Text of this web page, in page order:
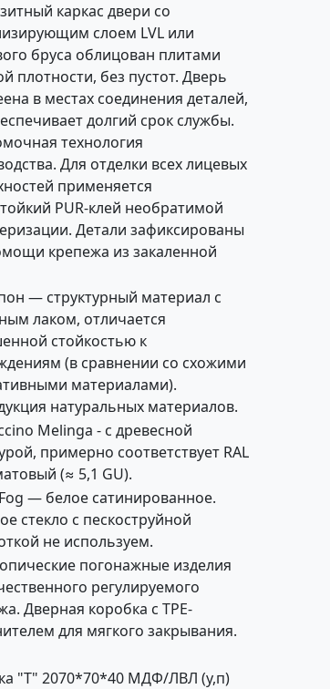
каркас двери со
слоем LVL или
бруса облицован плитами
плотности, без пустот. Дверь
в местах соединения деталей,
долгий срок службы.
технология
Для отделки всех лицевых
применяется
PUR-клей необратимой
Детали зафиксированы
крепежа из закаленной
— структурный материал с
лаком, отличается
стойкостью к
(в сравнении со схожими
материалами).
натуральных материалов.
Melinga - с древесной
примерно соответствует RAL
(≈ 5,1 GU).
— белое сатинированное.
стекло с пескоструйной
не используем.
погонажные изделия
регулируемого
Дверная коробка с TPE-
для мягкого закрывания.
"Т" 2070*70*40 МДФ/ЛВЛ (у,п)